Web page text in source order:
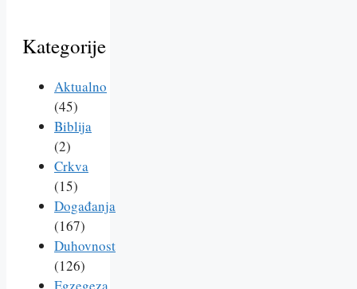
Kategorije
Aktualno
(45)
Biblija
(2)
Crkva
(15)
Događanja
(167)
Duhovnost
(126)